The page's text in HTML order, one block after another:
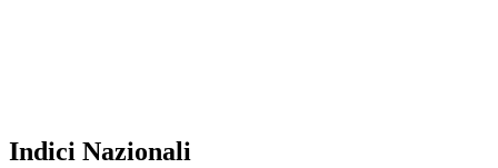
Indici Nazionali